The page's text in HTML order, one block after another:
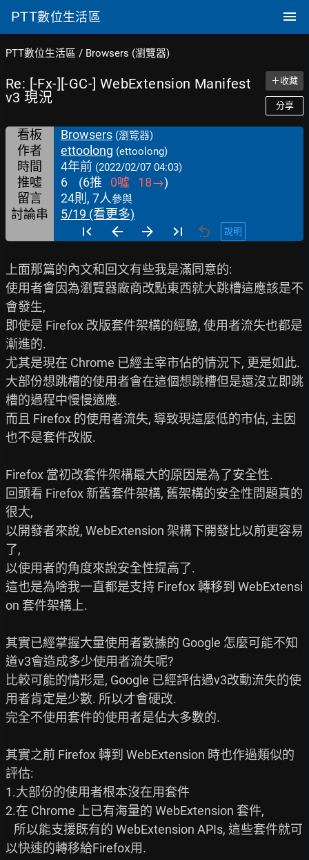
PTT數位生活區
PTT數位生活區 / Browsers (瀏覽器)
Re: [-Fx-][-GC-] WebExtension Manifest
v3 現況
＋收藏
分享
看板 Browsers (瀏覽器)
作者 ettoolong (ettoolong)
時間 4年前 (2022/02/07 04:03)
推噓 6 (6推 0噓 18→)
留言
24則, 7人參與
討論串 5/19 (看更多)
說明
上面那篇的內文和回文有些我是滿同意的:
使用者會因為瀏覽器廠商改點東西就大跳槽這應該是不
會發生,
即使是 Firefox 改版套件架構的經驗, 使用者流失也都是
漸進的.
尤其是現在 Chrome 已經主宰市佔的情況下, 更是如此.
大部份想跳槽的使用者會在這個想跳槽但是還沒立即跳
槽的過程中慢慢適應.
而且 Firefox 的使用者流失, 導致現這麼低的市佔, 主因
也不是套件改版.
Firefox 當初改套件架構最大的原因是為了安全性.
回頭看 Firefox 新舊套件架構, 舊架構的安全性問題真的
很大,
以開發者來說, WebExtension 架構下開發比以前更容易
了,
以使用者的角度來說安全性提高了.
這也是為啥我一直都是支持 Firefox 轉移到 WebExtensi
on 套件架構上.
其實已經掌握大量使用者數據的 Google 怎麼可能不知
道v3會造成多少使用者流失呢?
比較可能的情形是, Google 已經評估過v3改動流失的使
用者肯定是少數. 所以才會硬改.
完全不使用套件的使用者是佔大多數的.
其實之前 Firefox 轉到 WebExtension 時也作過類似的
評估:
1.大部份的使用者根本沒在用套件
2.在 Chrome 上已有海量的 WebExtension 套件,
以快速的轉移給Firefox用.